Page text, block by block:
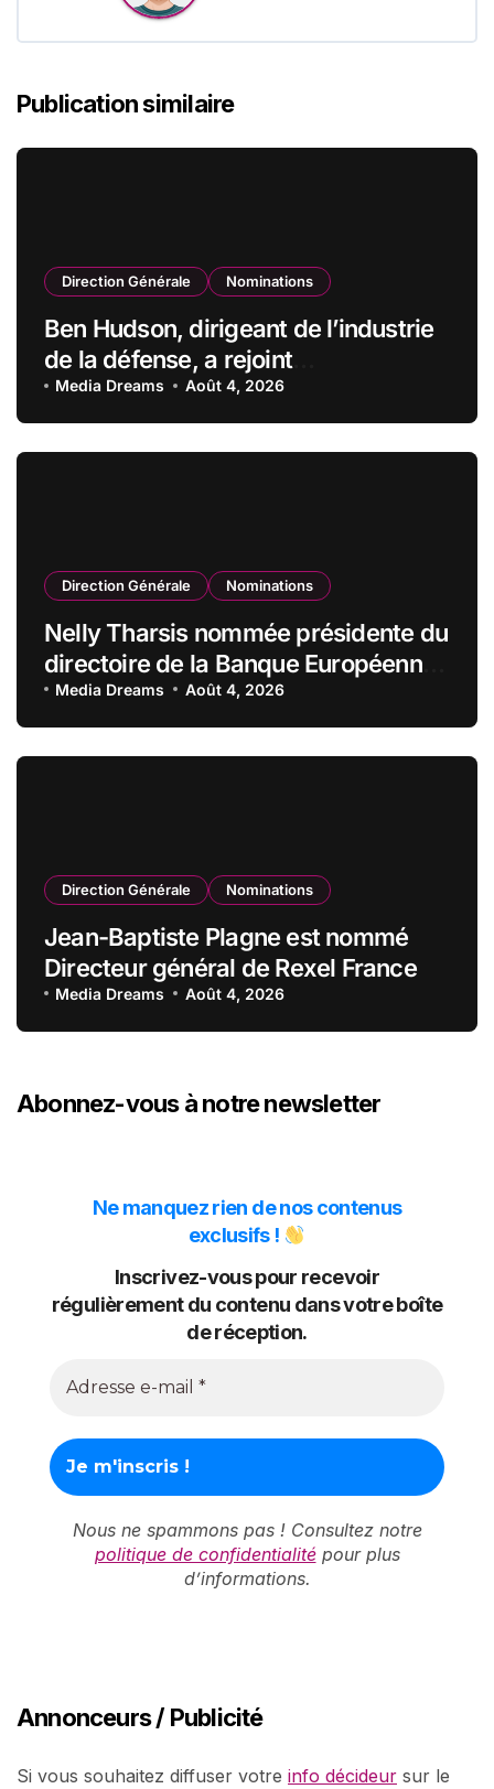
Publication similaire
Direction Générale Nominations
Ben Hudson, dirigeant de l’industrie
de la défense, a rejoint
CZECHOSLOVAK GROUP (CSG) en
qualité de vice-président du conseil
d’administration
Media Dreams Août 4, 2026
Direction Générale Nominations
Nelly Tharsis nommée présidente du
directoire de la Banque Européenne
du Crédit Mutuel
Media Dreams Août 4, 2026
Direction Générale Nominations
Jean-Baptiste Plagne est nommé
Directeur général de Rexel France
Media Dreams Août 4, 2026
Abonnez-vous à notre newsletter
Ne manquez rien de nos contenus
exclusifs !
Inscrivez-vous pour recevoir
régulièrement du contenu dans votre boîte
de réception.
Nous ne spammons pas ! Consultez notre
politique de confidentialitépour plus
d’informations.
Annonceurs / Publicité
Si vous souhaitez diffuser votre info décideur sur le